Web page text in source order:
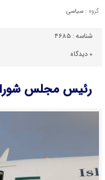
گروه : سیاسی
شناسه : ۴۶۸۵
۰ دیدگاه
رئیس مجلس